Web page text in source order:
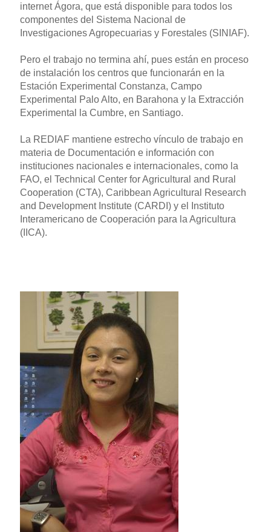
internet Ágora, que está disponible para todos los
componentes del Sistema Nacional de
Investigaciones Agropecuarias y Forestales (SINIAF).
Pero el trabajo no termina ahí, pues están en proceso
de instalación los centros que funcionarán en la
Estación Experimental Constanza, Campo
Experimental Palo Alto, en Barahona y la Extracción
Experimental la Cumbre, en Santiago.
La REDIAF mantiene estrecho vínculo de trabajo en
materia de Documentación e información con
instituciones nacionales e internacionales, como la
FAO, el Technical Center for Agricultural and Rural
Cooperation (CTA), Caribbean Agricultural Research
and Development Institute (CARDI) y el Instituto
Interamericano de Cooperación para la Agricultura
(IICA).